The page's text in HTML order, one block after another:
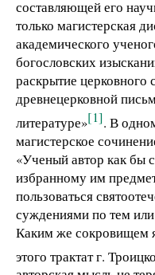
составляющей его
только магистерская
академического
богословских
раскрытие церковного
древнецерковной
литературе»[1]. В
магистерское
«Ученый автор как бы
избранному им
пользоваться
суждениями по тем
Каким же сокровищем
этого трактат г.